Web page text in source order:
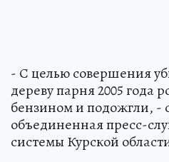
- С целью совершения
дереву парня 2005 года
бензином и подожгли, -
объединенная пресс-
системы Курской